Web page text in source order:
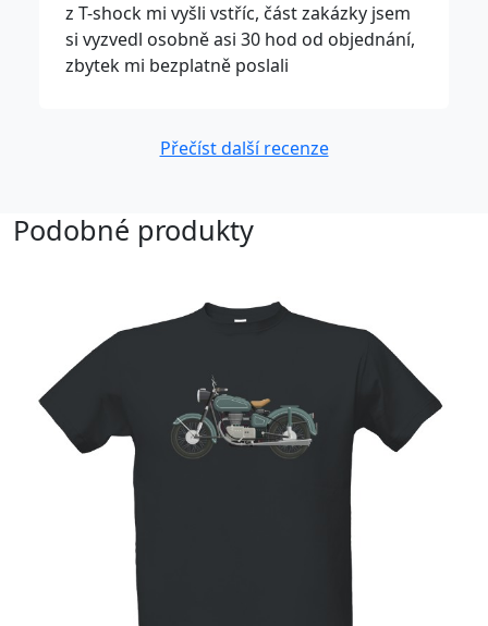
z T-shock mi vyšli vstříc, část zakázky jsem
si vyzvedl osobně asi 30 hod od objednání,
zbytek mi bezplatně poslali
Přečíst další recenze
Podobné produkty